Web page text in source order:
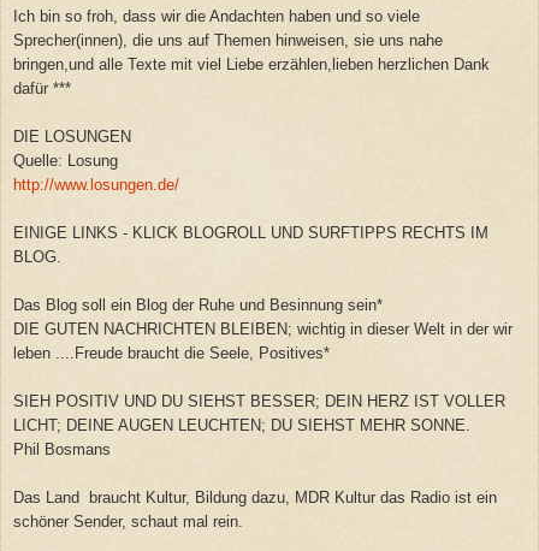
Ich bin so froh, dass wir die Andachten haben und so viele
Sprecher(innen), die uns auf Themen hinweisen, sie uns nahe
bringen,und alle Texte mit viel Liebe erzählen,lieben herzlichen Dank
dafür ***
DIE LOSUNGEN
Quelle: Losung
http://www.losungen.de/
EINIGE LINKS - KLICK BLOGROLL UND SURFTIPPS RECHTS IM
BLOG.
Das Blog soll ein Blog der Ruhe und Besinnung sein*
DIE GUTEN NACHRICHTEN BLEIBEN; wichtig in dieser Welt in der wir
leben ....Freude braucht die Seele, Positives*
SIEH POSITIV UND DU SIEHST BESSER; DEIN HERZ IST VOLLER
LICHT; DEINE AUGEN LEUCHTEN; DU SIEHST MEHR SONNE.
Phil Bosmans
Das Land braucht Kultur, Bildung dazu, MDR Kultur das Radio ist ein
schöner Sender, schaut mal rein.